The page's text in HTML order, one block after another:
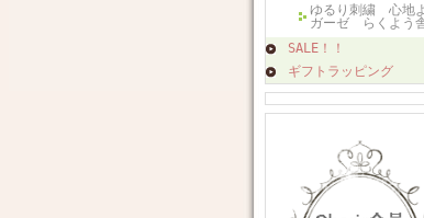
ゆるり刺繍 心地
ガーゼ らくよう
SALE！！
ギフトラッピング